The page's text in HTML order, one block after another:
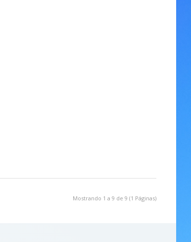
Mostrando 1 a 9 de 9 (1 Páginas)